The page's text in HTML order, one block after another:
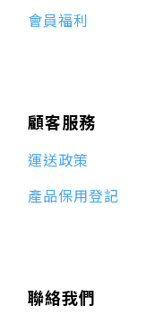
會員福利
顧客服務
運送政策
產品保用登記
聯絡我們